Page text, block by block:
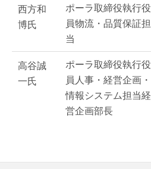
西方和
博氏
ポーラ取締役執行役
員物流・品質保証担
当
高谷誠
一氏
ポーラ取締役執行役
員人事・経営企画・
情報システム担当経
営企画部長